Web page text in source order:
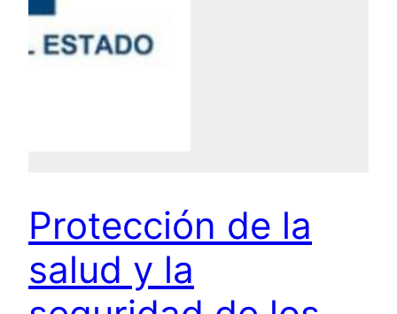
Protección de la
salud y la